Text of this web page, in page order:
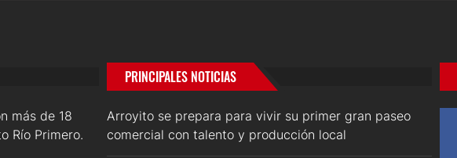
más de 18
Río Primero.
PRINCIPALES NOTICIAS
Arroyito se prepara para vivir su primer gran paseo
comercial con talento y producción local